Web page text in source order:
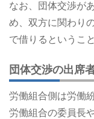
なお、団体交渉が
め、双方に関わり
で借りるというこ
団体交渉の出席
労働組合側は労働
労働組合の委員長